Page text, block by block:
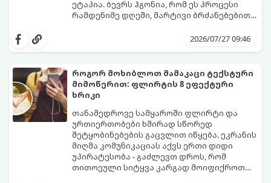
ეტაპია. ბევრს ჰგონია, რომ ეს პროცესი
რამდენიმე დღეში, მარტივი ბრძანებებით
ფიზიოლოგიური და ფსიქოლოგიური
მოთმინებას მოითხოვს.
როგორ გახადოთ ეს პროცესი2026/07/27 09:46
როგორ მოხიბლოთ მამაკაცი ტექსტური
მიმოწერით: ფლირტის 8 ეფექტური
ხრიკი
თანამედროვე სამყაროში ფლირტი და
ურთიერთობები ხშირად სწორედ
შეტყობინებების გაცვლით იწყება. ეკრანის
მიღმა კომუნიკაციას აქვს ერთი დიდი
უპირატესობა - გაძლევთ დროს, რომ
თითოეული სიტყვა კარგად მოიფიქროთ